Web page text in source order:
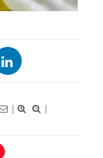
|
|